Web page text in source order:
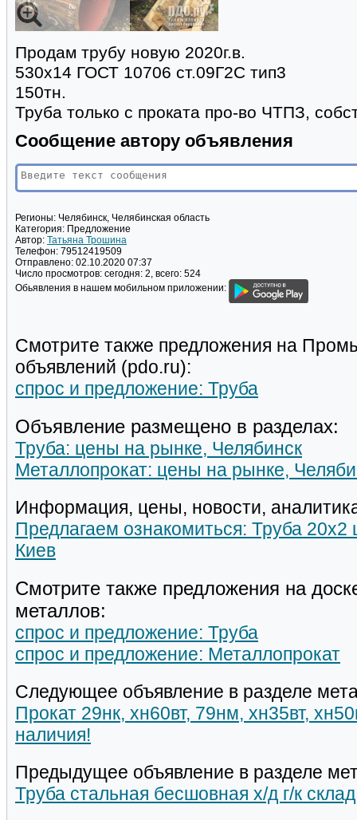
Продам трубу новую 2020г.в.
530х14 ГОСТ 10706 ст.09Г2С тип3
150тн.
Труба только с проката про-во ЧТПЗ,
Сообщение автору объявления
Регионы: Челябинск, Челябинская область
Категория: Предложение
Автор: Татьяна Трошина
Телефон: 79512419509
Отправлено: 02.10.2020 07:37
Число просмотров: сегодня: 2, всего: 524
Обьявления в нашем мобильном приложении:
Смотрите также предложения на
объявлений (pdo.ru):
спрос и предложение: Труба
Объявление размещено в разделах:
Труба: цены на рынке, Челябинск
Металлопрокат: цены на рынке,
Информация, цены, новости,
Предлагаем ознакомиться: Труба 20х2
Киев
Смотрите также предложения на
металлов:
спрос и предложение: Труба
спрос и предложение: Металлопрокат
Следующее объявление в разделе
Прокат 29нк, хн60вт, 79нм, хн35вт,
наличия!
Предыдущее объявление в разделе
Труба стальная бесшовная х/д г/к склад